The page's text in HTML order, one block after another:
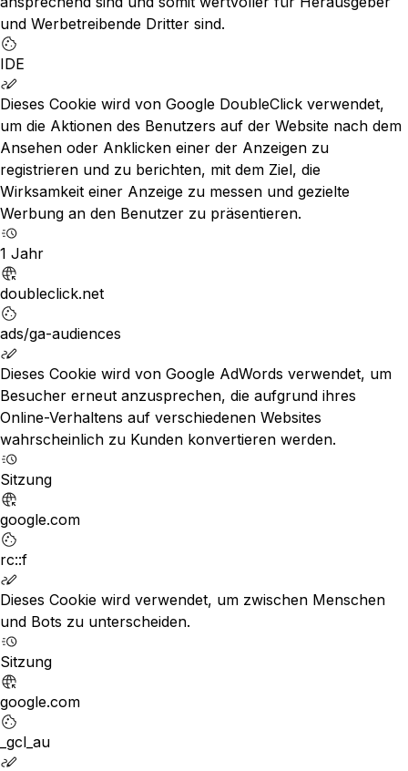
und Werbetreibende Dritter sind.
IDE
Dieses Cookie wird von Google DoubleClick verwendet,
um die Aktionen des Benutzers auf der Website nach dem
Ansehen oder Anklicken einer der Anzeigen zu
registrieren und zu berichten, mit dem Ziel, die
Wirksamkeit einer Anzeige zu messen und gezielte
Werbung an den Benutzer zu präsentieren.
1 Jahr
doubleclick.net
ads/ga-audiences
Dieses Cookie wird von Google AdWords verwendet, um
Besucher erneut anzusprechen, die aufgrund ihres
Online-Verhaltens auf verschiedenen Websites
wahrscheinlich zu Kunden konvertieren werden.
Sitzung
google.com
rc::f
Dieses Cookie wird verwendet, um zwischen Menschen
und Bots zu unterscheiden.
Sitzung
google.com
_gcl_au